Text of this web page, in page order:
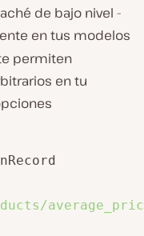
de bajo nivel -
en tus modelos
permiten
en tu